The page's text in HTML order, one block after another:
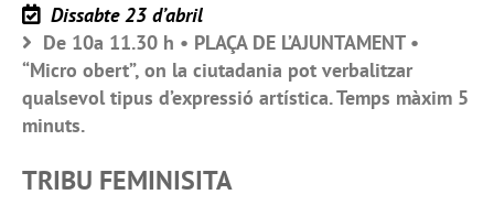
Dissabte 23 d’abril
De 10a 11.30 h • PLAÇA DE L’AJUNTAMENT •
“Micro obert”, on la ciutadania pot verbalitzar
qualsevol tipus d’expressió artística. Temps màxim 5
minuts.
TRIBU FEMINISITA